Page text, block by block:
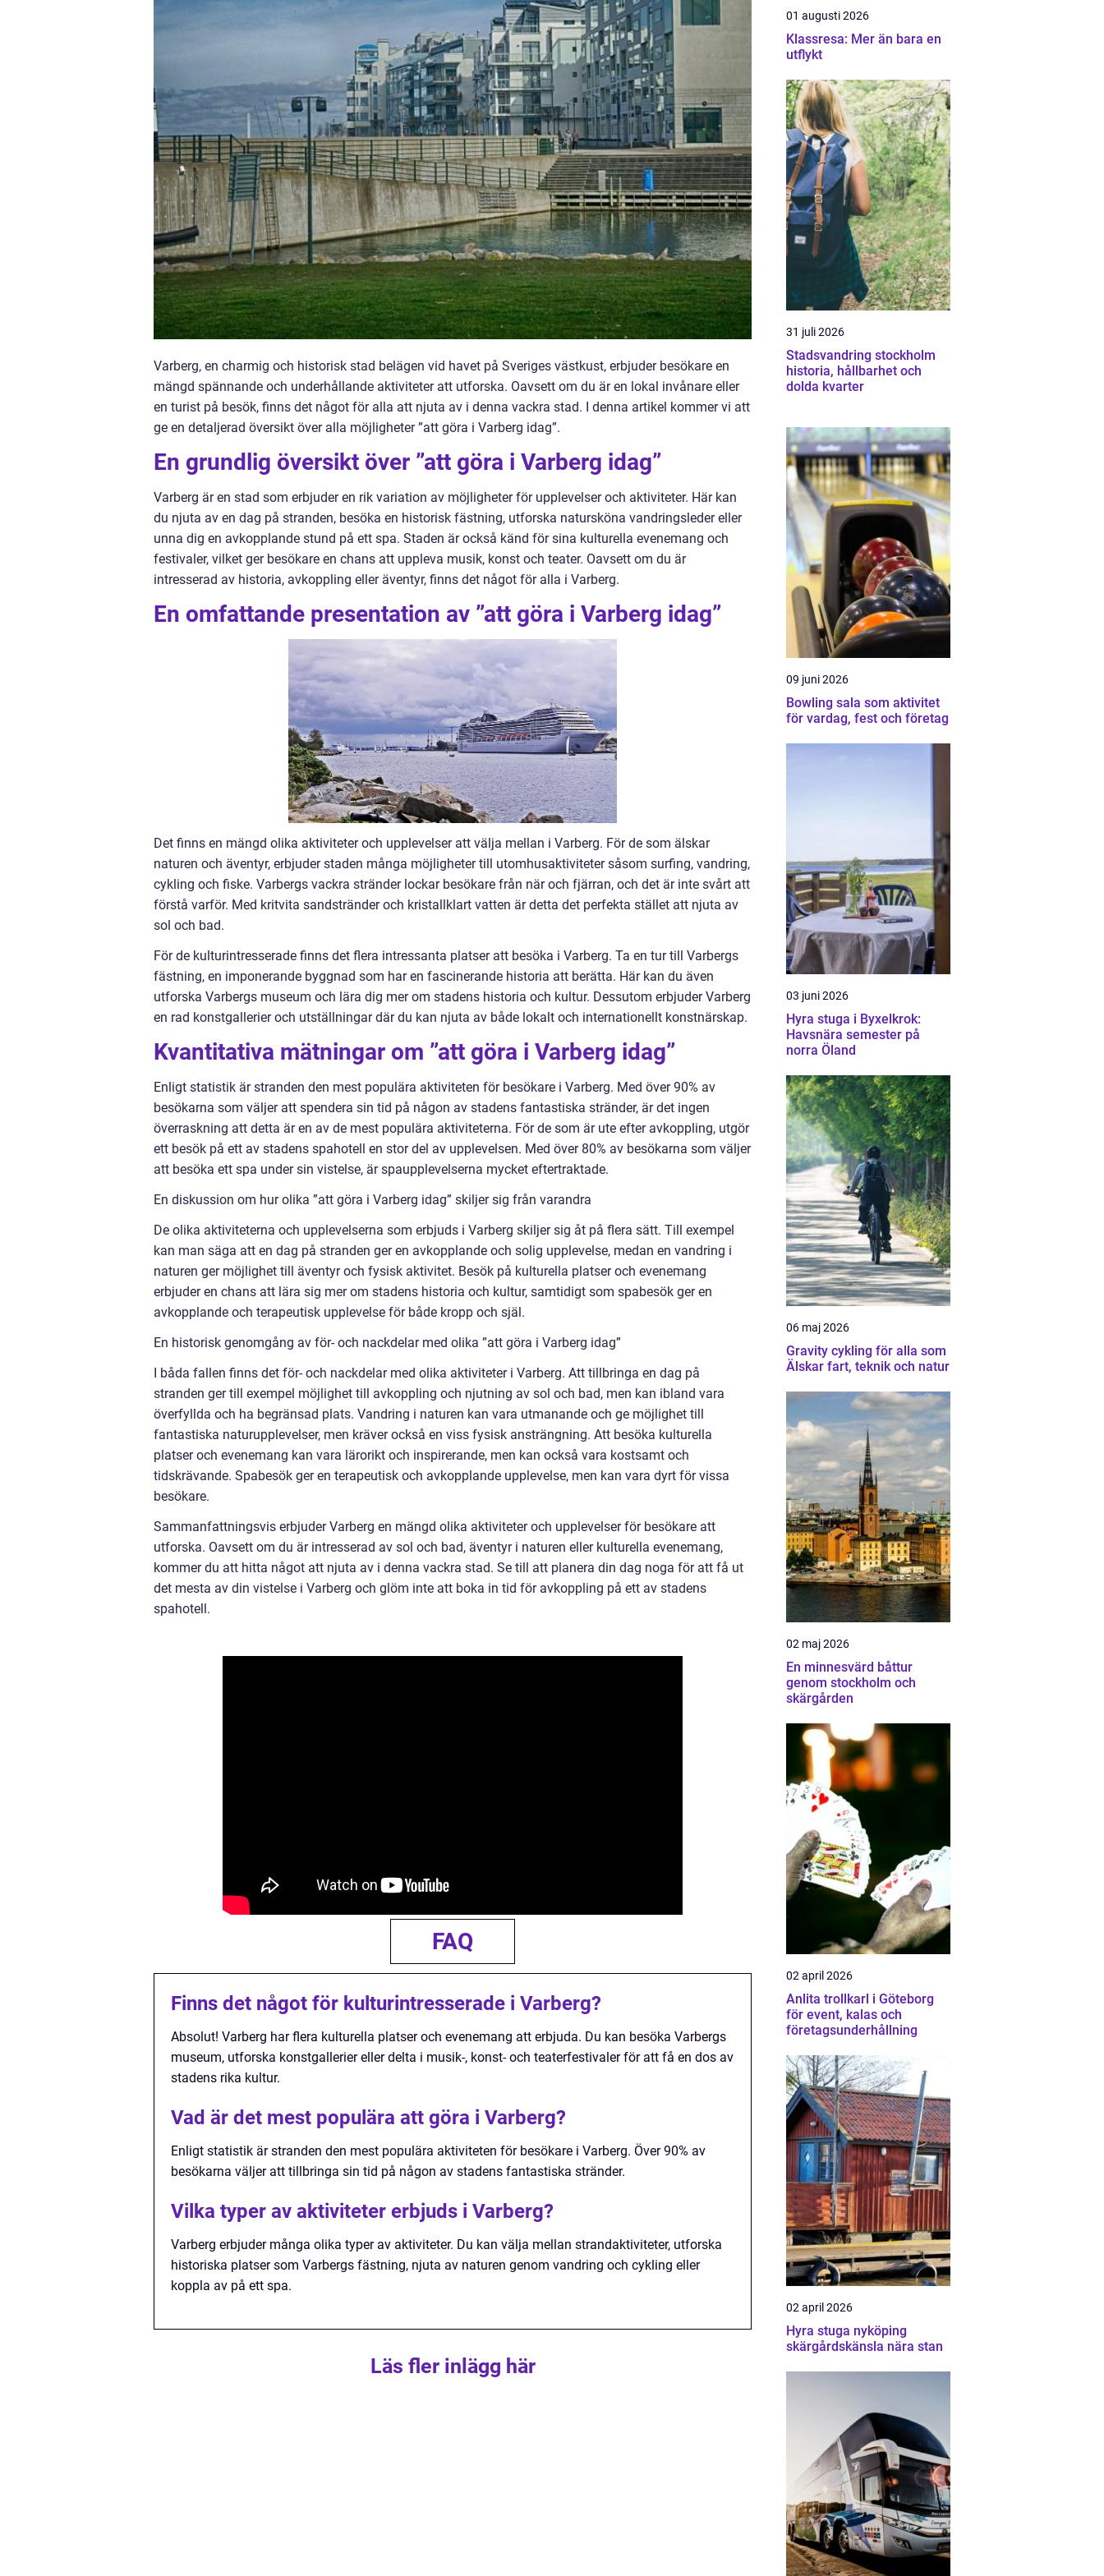
Varberg, en charmig och historisk stad belägen vid havet på Sveriges västkust, erbjuder besökare en
mängd spännande och underhållande aktiviteter att utforska. Oavsett om du är en lokal invånare eller
en turist på besök, finns det något för alla att njuta av i denna vackra stad. I denna artikel kommer vi att
ge en detaljerad översikt över alla möjligheter ”att göra i Varberg idag”.
En grundlig översikt över ”att göra i Varberg idag”
Varberg är en stad som erbjuder en rik variation av möjligheter för upplevelser och aktiviteter. Här kan
du njuta av en dag på stranden, besöka en historisk fästning, utforska natursköna vandringsleder eller
unna dig en avkopplande stund på ett spa. Staden är också känd för sina kulturella evenemang och
festivaler, vilket ger besökare en chans att uppleva musik, konst och teater. Oavsett om du är
intresserad av historia, avkoppling eller äventyr, finns det något för alla i Varberg.
En omfattande presentation av ”att göra i Varberg idag”
Det finns en mängd olika aktiviteter och upplevelser att välja mellan i Varberg. För de som älskar
naturen och äventyr, erbjuder staden många möjligheter till utomhusaktiviteter såsom surfing, vandring,
cykling och fiske. Varbergs vackra stränder lockar besökare från när och fjärran, och det är inte svårt att
förstå varför. Med kritvita sandstränder och kristallklart vatten är detta det perfekta stället att njuta av
sol och bad.
För de kulturintresserade finns det flera intressanta platser att besöka i Varberg. Ta en tur till Varbergs
fästning, en imponerande byggnad som har en fascinerande historia att berätta. Här kan du även
utforska Varbergs museum och lära dig mer om stadens historia och kultur. Dessutom erbjuder Varberg
en rad konstgallerier och utställningar där du kan njuta av både lokalt och internationellt konstnärskap.
Kvantitativa mätningar om ”att göra i Varberg idag”
Enligt statistik är stranden den mest populära aktiviteten för besökare i Varberg. Med över 90% av
besökarna som väljer att spendera sin tid på någon av stadens fantastiska stränder, är det ingen
överraskning att detta är en av de mest populära aktiviteterna. För de som är ute efter avkoppling, utgör
ett besök på ett av stadens spahotell en stor del av upplevelsen. Med över 80% av besökarna som väljer
att besöka ett spa under sin vistelse, är spaupplevelserna mycket eftertraktade.
En diskussion om hur olika ”att göra i Varberg idag” skiljer sig från varandra
De olika aktiviteterna och upplevelserna som erbjuds i Varberg skiljer sig åt på flera sätt. Till exempel
kan man säga att en dag på stranden ger en avkopplande och solig upplevelse, medan en vandring i
naturen ger möjlighet till äventyr och fysisk aktivitet. Besök på kulturella platser och evenemang
erbjuder en chans att lära sig mer om stadens historia och kultur, samtidigt som spabesök ger en
avkopplande och terapeutisk upplevelse för både kropp och själ.
En historisk genomgång av för- och nackdelar med olika ”att göra i Varberg idag”
I båda fallen finns det för- och nackdelar med olika aktiviteter i Varberg. Att tillbringa en dag på
stranden ger till exempel möjlighet till avkoppling och njutning av sol och bad, men kan ibland vara
överfyllda och ha begränsad plats. Vandring i naturen kan vara utmanande och ge möjlighet till
fantastiska naturupplevelser, men kräver också en viss fysisk ansträngning. Att besöka kulturella
platser och evenemang kan vara lärorikt och inspirerande, men kan också vara kostsamt och
tidskrävande. Spabesök ger en terapeutisk och avkopplande upplevelse, men kan vara dyrt för vissa
besökare.
Sammanfattningsvis erbjuder Varberg en mängd olika aktiviteter och upplevelser för besökare att
utforska. Oavsett om du är intresserad av sol och bad, äventyr i naturen eller kulturella evenemang,
kommer du att hitta något att njuta av i denna vackra stad. Se till att planera din dag noga för att få ut
det mesta av din vistelse i Varberg och glöm inte att boka in tid för avkoppling på ett av stadens
spahotell.
FAQ
Finns det något för kulturintresserade i Varberg?
Absolut! Varberg har flera kulturella platser och evenemang att erbjuda. Du kan besöka Varbergs
museum, utforska konstgallerier eller delta i musik-, konst- och teaterfestivaler för att få en dos av
stadens rika kultur.
Vad är det mest populära att göra i Varberg?
Enligt statistik är stranden den mest populära aktiviteten för besökare i Varberg. Över 90% av
besökarna väljer att tillbringa sin tid på någon av stadens fantastiska stränder.
Vilka typer av aktiviteter erbjuds i Varberg?
Varberg erbjuder många olika typer av aktiviteter. Du kan välja mellan strandaktiviteter, utforska
historiska platser som Varbergs fästning, njuta av naturen genom vandring och cykling eller
koppla av på ett spa.
Läs fler inlägg här
01 augusti 2026
Klassresa: Mer än bara en
utflykt
31 juli 2026
Stadsvandring stockholm
historia, hållbarhet och
dolda kvarter
09 juni 2026
Bowling sala som aktivitet
för vardag, fest och företag
03 juni 2026
Hyra stuga i Byxelkrok:
Havsnära semester på
norra Öland
06 maj 2026
Gravity cykling för alla som
Älskar fart, teknik och natur
02 maj 2026
En minnesvärd båttur
genom stockholm och
skärgården
02 april 2026
Anlita trollkarl i Göteborg
för event, kalas och
företagsunderhållning
02 april 2026
Hyra stuga nyköping
skärgårdskänsla nära stan